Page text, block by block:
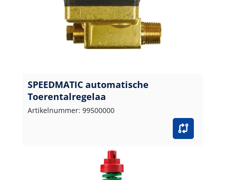
SPEEDMATIC automatische
Toerentalregelaa
Artikelnummer: 99500000